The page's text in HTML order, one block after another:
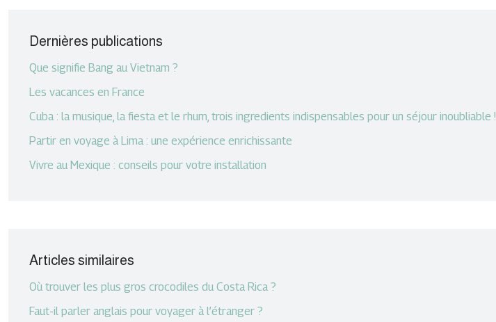
Dernières publications
Que signifie Bang au Vietnam ?
Les vacances en France
Cuba : la musique, la fiesta et le rhum, trois ingredients indispensables pour un séjour inoubliable !
Partir en voyage à Lima : une expérience enrichissante
Vivre au Mexique : conseils pour votre installation
Articles similaires
Où trouver les plus gros crocodiles du Costa Rica ?
Faut-il parler anglais pour voyager à l’étranger ?